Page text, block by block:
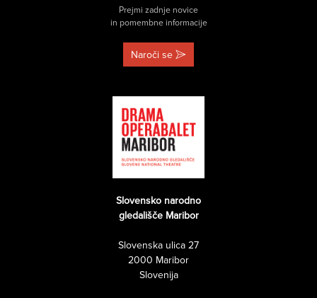
Prejmi zadnje novice
in pomembne informacije
Naroči se
Slovensko narodno
gledališče Maribor
Slovenska ulica 27
2000 Maribor
Slovenija